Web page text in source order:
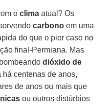
oclima atual? Os
carbono em uma
do que o pior caso no
final-Permiana. Mas
dióxido de
há centenas de anos,
de anos ou mais que
ou outros distúrbios